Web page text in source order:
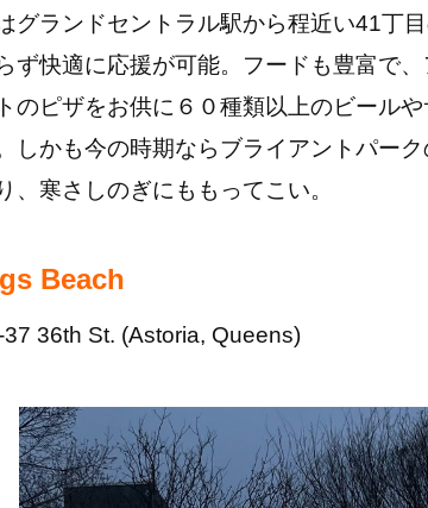
グランドセントラル駅から程近い41丁
ず快適に応援が可能。フードも豊富で
のピザをお供に６０種類以上のビール
しかも今の時期ならブライアントパー
、寒さしのぎにももってこい。
Beach
36th St. (Astoria, Queens)